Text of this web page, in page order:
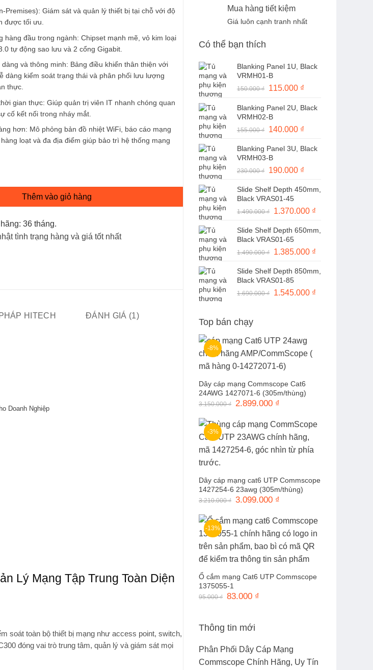
Mua hàng tiết kiệm
Giá luôn cạnh tranh nhất
Có thể bạn thích
Blanking Panel 1U, Black
VRMH01-B
150.000₫
Giá
là:
150.000 ₫.
115.000 ₫
tại
Blanking Panel 2U, Black
VRMH02-B
155.000₫
Giá
là:
155.000 ₫.
140.000 ₫
tại
Blanking Panel 3U, Black
VRMH03-B
230.000₫
Giá
là:
230.000 ₫.
190.000 ₫
tại
190.000 ₫.
Slide Shelf Depth 450mm,
Black VRAS01-45
1.490.000₫
Giá
là:
1.490.000 ₫.
1.370.000 ₫
tại
Slide Shelf Depth 650mm,
Black VRAS01-65
1.490.000₫
Giá
là:
1.490.000 ₫.
1.385.000 ₫
tại
Slide Shelf Depth 850mm,
Black VRAS01-85
1.690.000₫
Giá
1.545.000 ₫
Top bán chạy
-8%
Dây cáp mạng Commscope Cat6
24AWG 1427071-6 (305m/thùng)
3.150.000₫
Giá
3.150.000 ₫.
2.899.000 ₫
là:
2.899.000 ₫.
-3%
Dây cáp mạng cat6 UTP Commscope
1427254-6 23awg (305m/thùng)
3.210.000₫
Giá
3.210.000 ₫.
3.099.000 ₫
là:
3.099.000 ₫.
-13%
Ổ cắm mạng Cat6 UTP Commscope
1375055-1
95.000₫ Giá
83.000 ₫
Thông tin mới
Phân Phối Dây Cáp Mạng
Commscope Chính Hãng, Uy Tín
Premises): Giám sát và quản lý thiết bị tại chỗ với độ
được tối ưu.
hàng đầu trong ngành: Chipset mạnh mẽ, vỏ kim loại
tự động sao lưu và 2 cổng Gigabit.
và thông minh: Bảng điều khiển thân thiện với
dàng kiểm soát trạng thái và phân phối lưu lượng
thực.
gian thực: Giúp quản trị viên IT nhanh chóng quan
cố kết nối trong nháy mắt.
hơn: Mô phỏng bản đồ nhiệt WiFi, báo cáo mạng
loạt và đa địa điểm giúp bảo trì hệ thống mạng
Trung Omada Hardware Controller OC300 số lượng
Thêm vào giỏ hàng
36 tháng.
tình trạng hàng và giá tốt nhất
HITECH ĐÁNH GIÁ (1)
Doanh Nghiệp
Lý Mạng Tập Trung Toàn Diện
soát toàn bộ thiết bị mạng như access point, switch,
đóng vai trò trung tâm, quản lý và giám sát mọi